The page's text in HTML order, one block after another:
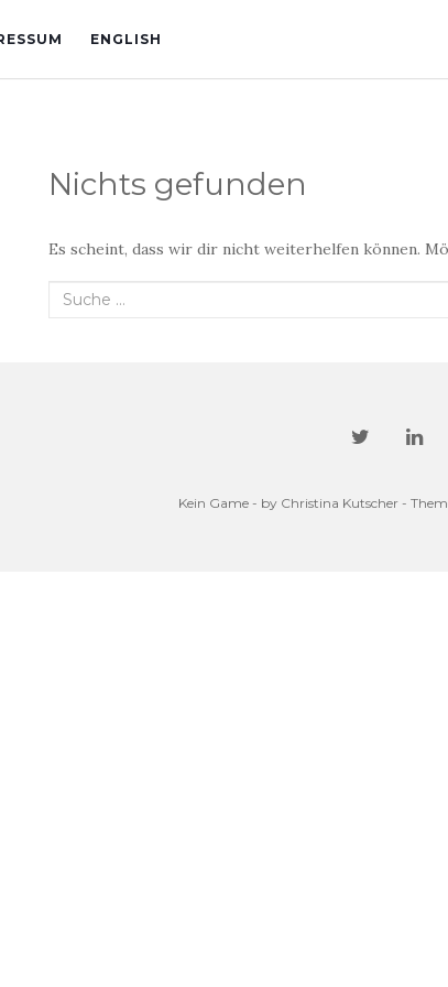
ENGLISH
Nichts gefunden
Es scheint, dass wir dir nicht weiterhelfen können.
Suche
Kein Game - by Christina Kutscher -